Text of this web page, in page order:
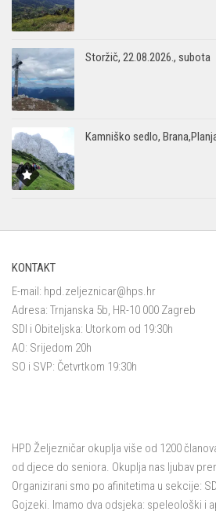
Storžič, 22.08.2026., subota
Kamniško sedlo,
KONTAKT
E-mail: hpd.zeljeznicar@hps.hr
Adresa: Trnjanska 5b, HR-10 000 Zagreb
SDI i Obiteljska: Utorkom od 19:30h
AO: Srijedom 20h
SO i SVP: Četvrtkom 19:30h
HPD Željezničar okuplja više od 1200
od djece do seniora. Okuplja nas ljubav
Organizirani smo po afinitetima u sekcije:
Gojzeki. Imamo dva odsjeka: speleološki i